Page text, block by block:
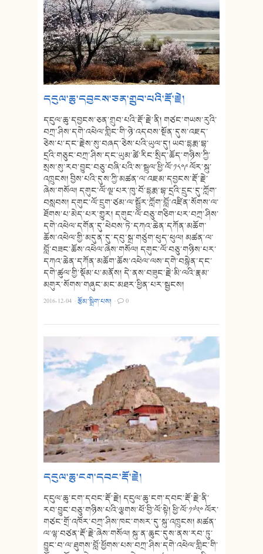
དངུལ་ཆུ་དབྱངས་ཅན་གྲུབ་པའི་རྡོ་རྗེ།
དངུལ་ཆུ་དབྱངས་ཅན་གྲུབ་པའི་རྡོ་རྗེ་ནི། གཙང་གཡས་རུའི་
བཀྲ་ཤིས་དགེ་འཕེལ་གླིང་གི་ཉེ་འདབས་སྔོན་དུས་འཇད་
ཅེས་པ་དང་རྗེས་སུ་བཞད་ཅེས་པའི་ཡུལ་དུ། ཡབ་དྷརྨ་བྷ་
དྲའི་གཅུང་བཀྲ་ཤིས་དང་ཡུམ་ཚེ་རིང་སྲིད་ཆོད་གཉིས་ཀྱི་
སྲས་སུ་རབ་བྱུང་བཅུ་བཞི་པའི་ས་སྦྲུལ་ཕྱི་ལོ་༡༨༠༩ ལོར་སྐུ་
འཁྲུངས། བྱིས་པའི་དུས་ཀྱི་མཚན་ལ་འཇམ་དབྱངས་རྡོ་རྗེ་
ཞེས་གསོལ། དགུང་ལོ་ལྔ་པར་ཁུ་བོ་དྷརྨ་བྷ་དྲའི་དྲུང་དུ་ཀློག་
བསླབས། དགུང་ལོ་དྲུག་ཙམ་ལ་སྦྱོར་ཀློག་བློ་འཛིན་སོགས་ལ་
ཐོགས་པ་མེད་པར་གྱུར། དགུང་ལོ་བཅུ་གཅིག་པར་བཀྲ་ཤིས་
དགེ་འཕེལ་དགོན་དུ་ཕེབས་ཏེ་དཀའ་ཆེན་དཀོན་མཆོག་
ཆོས་འཕེལ་གྱི་མདུན་དུ་དབུ་སྐྲ་གཙུག་ཕུད་ཕུལ། མཚན་ལ་
བློ་བཟང་ཆོས་འཕེལ་ཞེས་གསོལ། དགུང་ལོ་བཅུ་གཉིས་པར་
དཀའ་ཆེན་དཀོན་མཆོག་ཆོས་འཕེལ་ལས་དགེ་བསྙེན་དང་
དགེ་ཚུལ་གྱི་སྡོམ་པ་མནོས། དེ་ནས་བཟུང་རྗེ་མི་ལའི་རྣམ་
མགུར་སོགས་གཞུང་མང་མཐར་ཕྱིན་པར་སྦྱངས།
2016-12-04 ·རྩོམ་སྒྲིག་པས། · 0
དངུལ་ཆུ་ངག་དབང་རྡོ་རྗེ།
དངུལ་ཆུ་ངག་དབང་རྡོ་རྗེ། དངུལ་ཆུ་ངག་དབང་རྡོ་རྗེ་ནི་
རབ་བྱུང་བཅུ་གཉིས་པའི་ལྕགས་ཕོ་བྱི་ལོ་སྟེ། ཕྱི་ལོ་༡༧༢༠ ལོར་
གཙང་གྲོ་འཁོར་བཀྲ་ཤིས་ཁང་གསར་དུ་སྐུ་འཁྲུངས། མཚན་
ལ་ལྷ་བཙན་རྡོ་རྗེ་ཞེས་གསོལ། སྐུ་ན་ཆུང་དུས་ནས་རབ་ཏུ་
བྱུང་བ་ལ་ཐུགས་བློ་ཕྱོགས་པས་བཀྲ་ཤིས་དགེ་འཕེལ་གླིང་གི་